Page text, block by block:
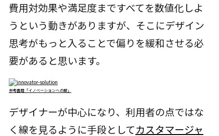
費用対効果や満足度まですべてを数値化しよ
うという動きがありますが、そこにデザイン
思考がもっと入ることで偏りを緩和させる必
要があると思います。
参考書籍「イノベーションへの解」
デザイナーが中心になり、利用者の点ではな
く線を見るように手段としてカスタマージャ